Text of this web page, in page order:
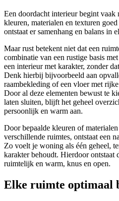
Een doordacht interieur begint vaak
kleuren, materialen en texturen
ontstaat er samenhang en balans in
Maar rust betekent niet dat een
combinatie van een rustige basis
een interieur met karakter, zonder
Denk hierbij bijvoorbeeld aan
raambekleding of een vloer met
Door al deze elementen bewust te
laten sluiten, blijft het geheel
persoonlijk en warm aan.
Door bepaalde kleuren of
verschillende ruimtes, ontstaat een
Zo voelt je woning als één geheel,
karakter behoudt. Hierdoor ontstaat
ruimtelijk en warm, knus en open.
Elke ruimte optimaal